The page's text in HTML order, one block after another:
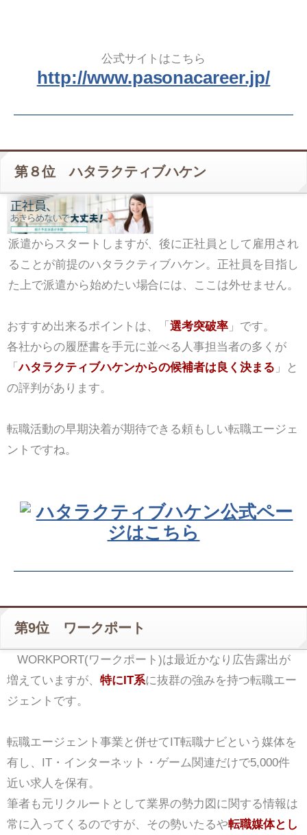
公式サイトはこちら
http://www.pasonacareer.jp/
第８位 ハタラクティブハケン
派遣からスタートしますが、後に正社員として雇用され
ることが前提のハタラクティブハケン。正社員を目指し
た上で派遣から始めたい場合には、ここは外せません。
おすすめ出来るポイントは、「 選考突破率」です。
各社からの履歴書を手元に並べる人事担当者の多くが
「ハタラクティブハケンからの候補者は良く決まる 」と
の評判があります。
転職活動の早期決着が期待できる頼もしい転職エージェ
ントですね。
ハタラクティブハケン公式ペー
ジはこちら
第9位 ワークポート
WORKPORT(ワークポート)は最近かなり広告露出が
増えていますが、 特にIT系に抜群の強みを持つ転職エー
ジェントです。
転職エージェント事業と併せてIT転職ナビという媒体を
有し、IT・インターネット・ゲーム関連だけで5,000件
近い求人を保有。
筆者も元リクルートとして業界の勢力図に関する情報は
常に入ってくるのですが、その勢いたるや転職媒体とし